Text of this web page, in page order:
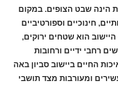
הינה שבט הצופים. במקום
חינוכיים וספורטיביים
היישוב הוא שטחים ירוקים,
רחבי ידיים ורחובות
החיים ביישוב סביון באה
ומעורבות מצד תושבי